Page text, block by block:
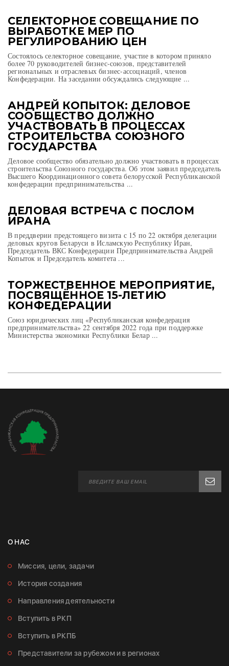
СЕЛЕКТОРНОЕ СОВЕЩАНИЕ ПО
ВЫРАБОТКЕ МЕР ПО
РЕГУЛИРОВАНИЮ ЦЕН
Состоялось селекторное совещание, участие в котором приняло
более 70 руководителей бизнес-союзов, представителей
региональных и отраслевых бизнес-ассоциаций, членов
Конфедерации. На заседании обсуждались следующие ...
АНДРЕЙ КОПЫТОК: ДЕЛОВОЕ
СООБЩЕСТВО ДОЛЖНО
УЧАСТВОВАТЬ В ПРОЦЕССАХ
СТРОИТЕЛЬСТВА СОЮЗНОГО
ГОСУДАРСТВА
Деловое сообщество обязательно должно участвовать в процессах
строительства Союзного государства. Об этом заявил председатель
Высшего Координационного совета белорусской Республиканской
конфедерации предпринимательства ...
ДЕЛОВАЯ ВСТРЕЧА С ПОСЛОМ
ИРАНА
В преддверии предстоящего визита с 15 по 22 октября делегации
деловых кругов Беларуси в Исламскую Республику Иран,
Председатель ВКС Конфедерации Предпринимательства Андрей
Копыток и Председатель комитета ...
ТОРЖЕСТВЕННОЕ МЕРОПРИЯТИЕ,
ПОСВЯЩЁННОЕ 15-ЛЕТИЮ
КОНФЕДЕРАЦИИ
Союз юридических лиц «Республиканская конфедерация
предпринимательства» 22 сентября 2022 года при поддержке
Министерства экономики Республики Белар ...
О НАС
Миссия, цели, задачи
История создания
Направления деятельности
Вступить в РКП
Вступить в РКПБ
Представители за рубежом и в регионах